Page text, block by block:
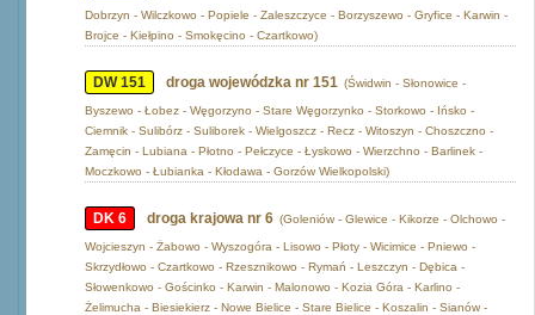
Dobrzyn - Wilczkowo - Popiele - Zaleszczyce - Borzyszewo - Gryfice - Karwin -
Brojce - Kiełpino - Smokęcino - Czartkowo)
DW 151 droga wojewódzka nr 151 (Świdwin - Słonowice -
Byszewo - Łobez - Węgorzyno - Stare Węgorzynko - Storkowo - Ińsko -
Ciemnik - Sulibórz - Suliborek - Wielgoszcz - Recz - Witoszyn - Choszczno -
Zamęcin - Lubiana - Płotno - Pełczyce - Łyskowo - Wierzchno - Barlinek -
Moczkowo - Łubianka - Kłodawa - Gorzów Wielkopolski)
DK 6 droga krajowa nr 6 (Goleniów - Glewice - Kikorze - Olchowo -
Wojcieszyn - Żabowo - Wyszogóra - Lisowo - Płoty - Wicimice - Pniewo -
Skrzydłowo - Czartkowo - Rzesznikowo - Rymań - Leszczyn - Dębica -
Słowenkowo - Gościnko - Karwin - Malonowo - Kozia Góra - Karlino -
Żelimucha - Biesiekierz - Nowe Bielice - Stare Bielice - Koszalin - Sianów -